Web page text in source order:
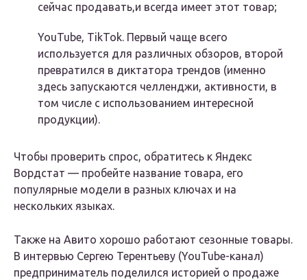
сейчас продавать,и всегда имеет этот товар;
YouTube, TikTok. Первый чаще всего
используется для различных обзоров, второй
превратился в диктатора трендов (именно
здесь запускаются челленджи, активности, в
том числе с использованием интересной
продукции).
Чтобы проверить спрос, обратитесь к Яндекс
Вордстат — пробейте название товара, его
популярные модели в разных ключах и на
нескольких языках.
Также на Авито хорошо работают сезонные товары.
В интервью Сергею Терентьеву (YouTube-канал)
предприниматель поделился историей о продаже